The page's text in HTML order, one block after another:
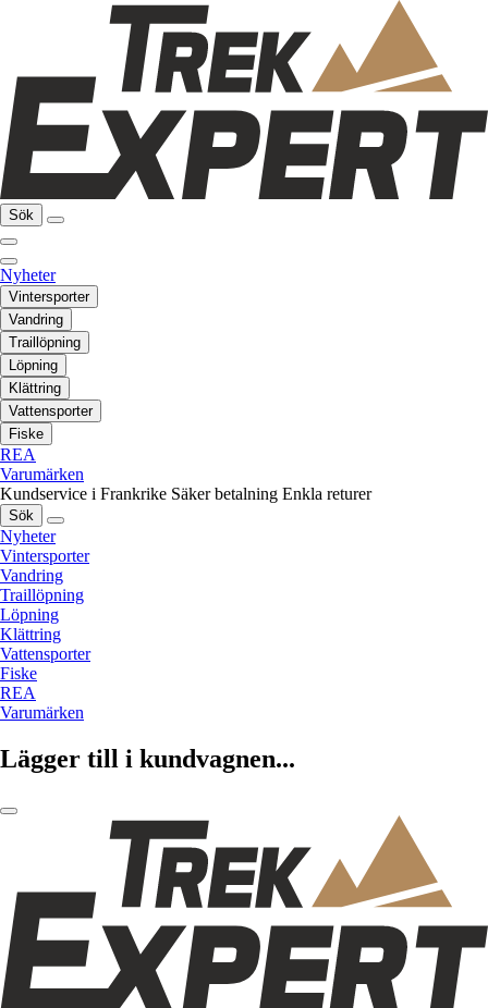
Sök
Nyheter
Vintersporter
Vandring
Traillöpning
Löpning
Klättring
Vattensporter
Fiske
REA
Varumärken
Kundservice i Frankrike Säker betalning Enkla returer
Sök
Nyheter
Vintersporter
Vandring
Traillöpning
Löpning
Klättring
Vattensporter
Fiske
REA
Varumärken
Lägger till i kundvagnen...